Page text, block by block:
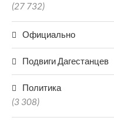
(27 732)
Официально
Подвиги Дагестанцев
Политика
(3 308)